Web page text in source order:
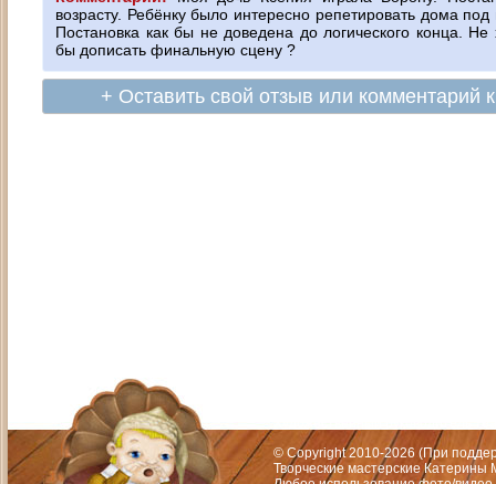
возрасту. Ребёнку было интересно репетировать дома
Постановка как бы не доведена до логического конца.
бы дописать финальную сцену ?
+ Оставить свой отзыв или комментарий
© Copyright 2010-2026 (При
Творческие мастерские